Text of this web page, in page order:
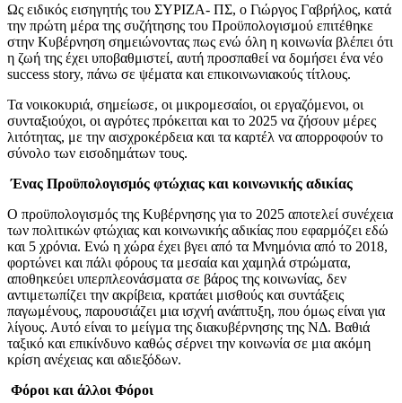
Ως ειδικός εισηγητής του ΣΥΡΙΖΑ- ΠΣ, ο Γιώργος Γαβρήλος, κατά
την πρώτη μέρα της συζήτησης του Προϋπολογισμού επιτέθηκε
στην Κυβέρνηση σημειώνοντας πως ενώ όλη η κοινωνία βλέπει ότι
η ζωή της έχει υποβαθμιστεί, αυτή προσπαθεί να δομήσει ένα νέο
success story, πάνω σε ψέματα και επικοινωνιακούς τίτλους.
Τα νοικοκυριά, σημείωσε, οι μικρομεσαίοι, οι εργαζόμενοι, οι
συνταξιούχοι, οι αγρότες πρόκειται και το 2025 να ζήσουν μέρες
λιτότητας, με την αισχροκέρδεια και τα καρτέλ να απορροφούν το
σύνολο των εισοδημάτων τους.
Ένας Προϋπολογισμός φτώχιας και κοινωνικής αδικίας
Ο προϋπολογισμός της Κυβέρνησης για το 2025 αποτελεί συνέχεια
των πολιτικών φτώχιας και κοινωνικής αδικίας που εφαρμόζει εδώ
και 5 χρόνια. Ενώ η χώρα έχει βγει από τα Μνημόνια από το 2018,
φορτώνει και πάλι φόρους τα μεσαία και χαμηλά στρώματα,
αποθηκεύει υπερπλεονάσματα σε βάρος της κοινωνίας, δεν
αντιμετωπίζει την ακρίβεια, κρατάει μισθούς και συντάξεις
παγωμένους, παρουσιάζει μια ισχνή ανάπτυξη, που όμως είναι για
λίγους. Αυτό είναι το μείγμα της διακυβέρνησης της ΝΔ. Βαθιά
ταξικό και επικίνδυνο καθώς σέρνει την κοινωνία σε μια ακόμη
κρίση ανέχειας και αδιεξόδων.
Φόροι και άλλοι Φόροι